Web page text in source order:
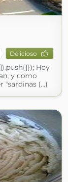
Delicioso
Hoy
y como
(...)